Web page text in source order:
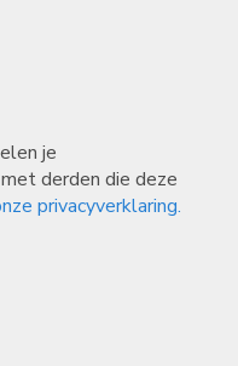
je
derden die deze
privacyverklaring.